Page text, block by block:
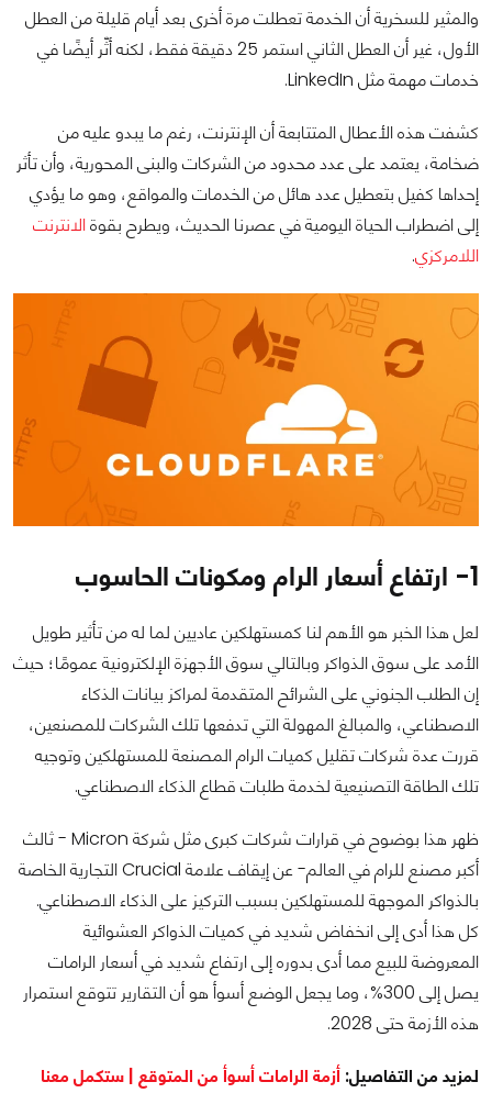
والمثير للسخرية أن الخدمة تعطلت مرة أخرى بعد أيام قليلة من العطل
الأول، غير أن العطل الثاني استمر 25 دقيقة فقط، لكنه أثّر أيضًا في
خدمات مهمة مثل LinkedIn.
كشفت هذه الأعطال المتتابعة أن الإنترنت، رغم ما يبدو عليه من
ضخامة، يعتمد على عدد محدود من الشركات والبنى المحورية، وأن تأثر
إحداها كفيل بتعطيل عدد هائل من الخدمات والمواقع، وهو ما يؤدي
إلى اضطراب الحياة اليومية في عصرنا الحديث، ويطرح بقوةالانترنت
اللامركزي.
1- ارتفاع أسعار الرام ومكونات الحاسوب
لعل هذا الخبر هو الأهم لنا كمستهلكين عاديين لما له من تأثير طويل
الأمد على سوق الذواكر وبالتالي سوق الأجهزة الإلكترونية عمومًا؛ حيث
إن الطلب الجنوني على الشرائح المتقدمة لمراكز بيانات الذكاء
الاصطناعي، والمبالغ المهولة التي تدفعها تلك الشركات للمصنعين،
قررت عدة شركات تقليل كميات الرام المصنعة للمستهلكين وتوجيه
تلك الطاقة التصنيعية لخدمة طلبات قطاع الذكاء الاصطناعي.
ظهر هذا بوضوح في قرارات شركات كبرى مثل شركة Micron - ثالث
أكبر مصنع للرام في العالم- عن إيقاف علامة Crucial التجارية الخاصة
بالذواكر الموجهة للمستهلكين بسبب التركيز على الذكاء الاصطناعي.
كل هذا أدى إلى انخفاض شديد في كميات الذواكر العشوائية
المعروضة للبيع مما أدى بدوره إلى ارتفاع شديد في أسعار الرامات
يصل إلى 300%، وما يجعل الوضع أسوأ هو أن التقارير تتوقع استمرار
هذه الأزمة حتى 2028.
لمزيد من التفاصيل: أزمة الرامات أسوأ من المتوقع | ستكمل معنا